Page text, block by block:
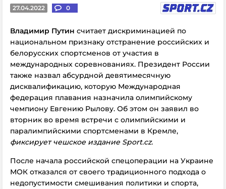
27.04.2022 0
Владимир Путин считает дискриминацией по
национальном признаку отстранение российских и
белорусских спортсменов от участия в
международных соревнованиях. Президент России
также назвал абсурдной девятимесячную
дисквалификацию, которую Международная
федерация плавания назначила олимпийскому
чемпиону Евгению Рылову. Об этом он заявил во
вторник во время встречи с олимпийскими и
паралимпийскими спортсменами в Кремле,
фиксирует чешское издание Sport.cz.
После начала российской спецоперации на Украине
МОК отказался от своего традиционного подхода о
недопустимости смешивания политики и спорта,